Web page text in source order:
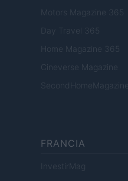
Motors Magazine 365
Day Travel 365
Home Magazine 365
Cineverse Magazine
SecondHomeMagazine
FRANCIA
InvestirMag